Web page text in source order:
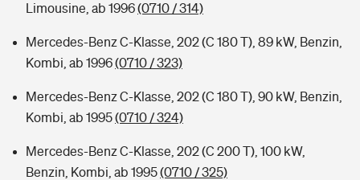
Limousine, ab 1996(0710 / 314)
Mercedes-Benz C-Klasse, 202 (C 180 T), 89 kW, Benzin,
Kombi, ab 1996(0710 / 323)
Mercedes-Benz C-Klasse, 202 (C 180 T), 90 kW, Benzin,
Kombi, ab 1995(0710 / 324)
Mercedes-Benz C-Klasse, 202 (C 200 T), 100 kW,
Benzin, Kombi, ab 1995(0710 / 325)